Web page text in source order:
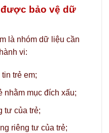
được bảo vệ dữ
là nhóm dữ liệu cần
vi:
trẻ em;
nhằm mục đích xấu;
tư của trẻ;
riêng tư của trẻ;